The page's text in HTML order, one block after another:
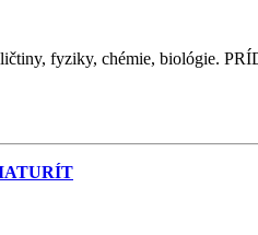
fyziky, chémie, biológie.